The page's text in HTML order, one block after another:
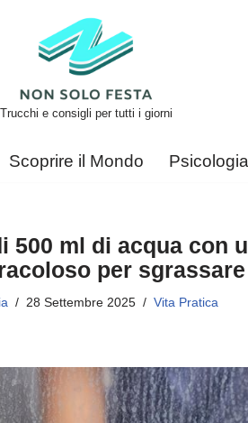
Trucchi e consigli per tutti i giorni
Scoprire il Mondo Psicologia
500 ml di acqua con
per
28 Settembre 2025 Vita Pratica